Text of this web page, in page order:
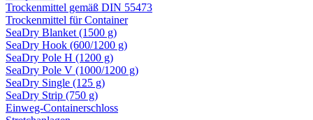
Trockenmittel gemäß DIN 55473
Trockenmittel für Container
SeaDry Blanket (1500 g)
SeaDry Hook (600/1200 g)
SeaDry Pole H (1200 g)
SeaDry Pole V (1000/1200 g)
SeaDry Single (125 g)
SeaDry Strip (750 g)
Einweg-Containerschloss